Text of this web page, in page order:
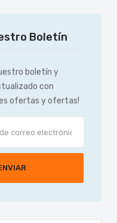
Boletín
boletín y
con
ofertas y ofertas!